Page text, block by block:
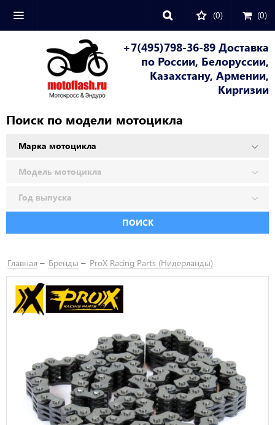
(0) (0)
+7(495)798-36-89 Доставка
по России, Белоруссии,
Казахстану, Армении,
Киргизии
Поиск по модели мотоцикла
ПОИСК
Главная Бренды ProX Racing Parts (Нидерланды)